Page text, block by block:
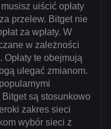
uiścić opłaty
przelew. Bitget nie
za wpłaty. W
w zależności
te obejmują
ulegać zmianom.
Bitget są stosunkowo
zakres sieci
wybór sieci z